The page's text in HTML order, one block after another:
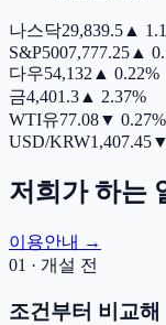
나스닥29,839.5 ▲
S&P5007,777.25 ▲
다우54,132 ▲ 0.22%
금4,401.3 ▲ 2.37%
WTI유77.08▼ 0.27%
USD/KRW1,407.45▼
저희가 하는
이용안내 →
01 · 개설 전
조건부터 비교